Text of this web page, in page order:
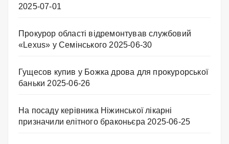
2025-07-01
Прокурор області відремонтував службовий
«Lexus» у Семінського 2025-06-30
Гущесов купив у Божка дрова для прокурорської
баньки 2025-06-26
На посаду керівника Ніжинської лікарні
призначили елітного браконьєра 2025-06-25